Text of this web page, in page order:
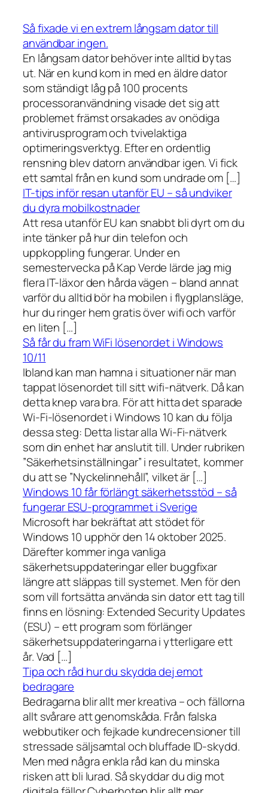
Så fixade vi en extrem långsam dator till
användbar ingen.
En långsam dator behöver inte alltid bytas
ut. När en kund kom in med en äldre dator
som ständigt låg på 100 procents
processoranvändning visade det sig att
problemet främst orsakades av onödiga
antivirusprogram och tvivelaktiga
optimeringsverktyg. Efter en ordentlig
rensning blev datorn användbar igen. Vi fick
ett samtal från en kund som undrade om […]
IT-tips inför resan utanför EU – så undviker
du dyra mobilkostnader
Att resa utanför EU kan snabbt bli dyrt om du
inte tänker på hur din telefon och
uppkoppling fungerar. Under en
semestervecka på Kap Verde lärde jag mig
flera IT-läxor den hårda vägen – bland annat
varför du alltid bör ha mobilen i flygplansläge,
hur du ringer hem gratis över wifi och varför
en liten […]
Så får du fram WiFi lösenordet i Windows
10/11
Ibland kan man hamna i situationer när man
tappat lösenordet till sitt wifi-nätverk. Då kan
detta knep vara bra. För att hitta det sparade
Wi-Fi-lösenordet i Windows 10 kan du följa
dessa steg: Detta listar alla Wi-Fi-nätverk
som din enhet har anslutit till. Under rubriken
”Säkerhetsinställningar” i resultatet, kommer
du att se ”Nyckelinnehåll”, vilket är […]
Windows 10 får förlängt säkerhetsstöd – så
fungerar ESU-programmet i Sverige
Microsoft har bekräftat att stödet för
Windows 10 upphör den 14 oktober 2025.
Därefter kommer inga vanliga
säkerhetsuppdateringar eller buggfixar
längre att släppas till systemet. Men för den
som vill fortsätta använda sin dator ett tag till
finns en lösning: Extended Security Updates
(ESU) – ett program som förlänger
säkerhetsuppdateringarna i ytterligare ett
år. Vad […]
Tipa och råd hur du skydda dej emot
bedragare
Bedragarna blir allt mer kreativa – och fällorna
allt svårare att genomskåda. Från falska
webbutiker och fejkade kundrecensioner till
stressade säljsamtal och bluffade ID-skydd.
Men med några enkla råd kan du minska
risken att bli lurad. Så skyddar du dig mot